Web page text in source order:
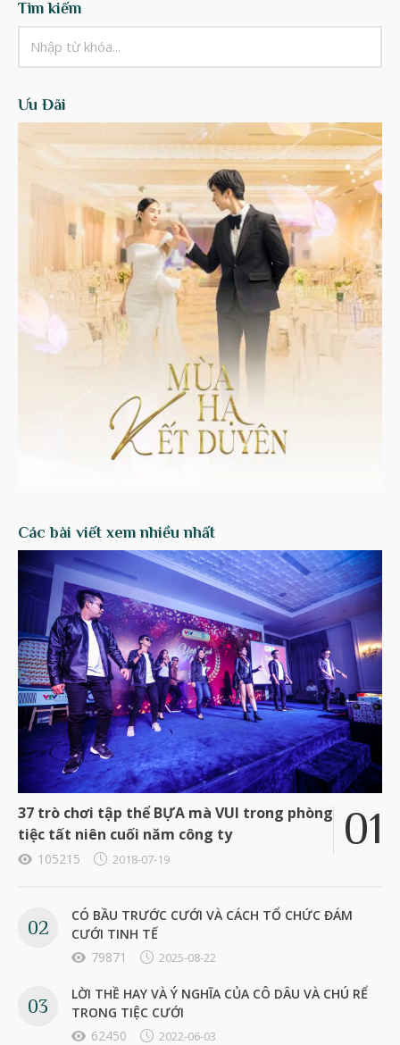
Tìm kiếm
Ưu Đãi
Các bài viết xem nhiều nhất
37 trò chơi tập thể BỰA mà VUI trong phòng
tiệc tất niên cuối năm công ty
105215 2018-07-19
CÓ BẦU TRƯỚC CƯỚI VÀ CÁCH TỔ CHỨC ĐÁM
CƯỚI TINH TẾ
79871
2025-08-22
LỜI THỀ HAY VÀ Ý NGHĨA CỦA CÔ DÂU VÀ CHÚ RỂ
TRONG TIỆC CƯỚI
62450
2022-06-03